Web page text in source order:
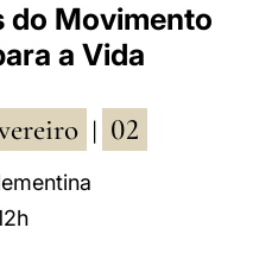
DEUTSCH
العربيّة
do Movimento
a Vida
02